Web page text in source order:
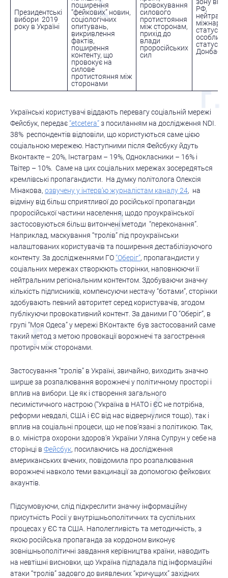
Президентські
вибори 2019
року в Україні
поширення
“фейкових” новин,
соціологічних
опитувань,
викривлення
фактів,
поширення
контенту, що
провокує на
силове
протистояння між
сторонами
провокування
силового
протистояння
між сторонам,
прихід до
влади
проросійських
сил
РФ,
статус,
статус
Донбасу
Українські користувачі віддають перевагу соціальній мережі
Фейсбук, передає“etcetera”з посиланням на дослідження NDI.
38% респондентів відповіли, що користуються саме цією
соціальною мережею. Наступними після Фейсбуку йдуть
Вконтакте – 20%, Інстаграм – 19%, Однокласники – 16% і
Твітер – 10%. Саме на цих соціальних мережах зосередяться
кремлівські пропагандисти. На думку політолога Олексія
Мінакова, озвучену у інтерв’ю журналістам каналу 24, на
відміну від більш сприятливої до російської пропаганди
проросійської частини населення, щодо проукраїнської
застосовуються більш витончені методи “переконання”.
Наприклад, маскування “тролів” під проукраїнськи
налаштованих користувачів та поширення дестабілізуючого
контенту. За дослідженнями ГО“Оберіг”, пропагандисти у
соціальних мережах створюють сторінки, наповнюючи її
нейтральним регіональним контентом. Здобуваючи значну
кількість підписників, компенсуючи нестачу “ботами”, сторінки
здобувають певний авторитет серед користувачів, згодом
публікуючи провокативний контент. За даними ГО “Оберіг”, в
групі “Моя Одеса” у мережі ВКонтакте був застосований саме
такий метод з метою провокації ворожнечі та загострення
протиріч між сторонами.
Застосування “тролів” в Україні, звичайно, виходить значно
ширше за розпалювання ворожнечі у політичному просторі і
вплив на вибори. Це як і створення загального
песимістичного настрою (“Україна в НАТО і ЄС не потрібна,
реформи невдалі, США і ЄС від нас відвернулися тощо), так і
вплив на соціальні процеси, що не пов’язані з політикою. Так,
в.о. міністра охорони здоров’я України Уляна Супрун у себе на
сторінці в Фейсбук, посилаючись на дослідження
американських вчених, повідомила про розпалювання
ворожнечі навколо теми вакцинації за допомогою фейкових
акаунтів.
Підсумовуючи, слід підкреслити значну інформаційну
присутність Росії у внутрішньополітичних та суспільних
процесах у ЄС та США. Наполегливість та методичність, з
якою російська пропаганда за кордоном виконує
зовнішньополітичні завдання керівництва країни, наводить
на невтішні висновки, що Україна підпадала під інформаційні
атаки “тролів” задовго до виявлених “кричущих” західних